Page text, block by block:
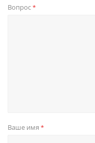
Вопрос*
Ваше имя *